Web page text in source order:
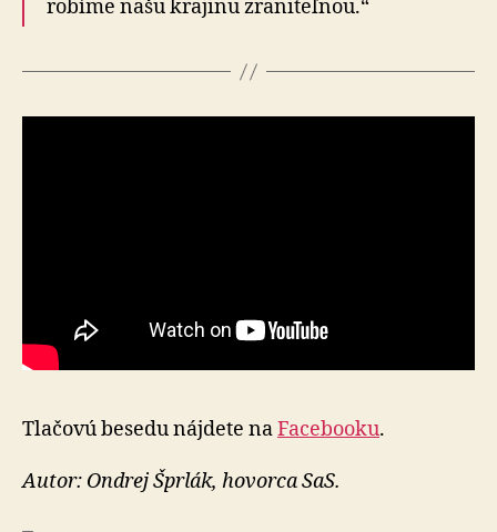
robíme našu krajinu zraniteľnou.“
Tlačovú besedu nájdete naFacebooku.
Autor: Ondrej Šprlák, hovorca SaS.